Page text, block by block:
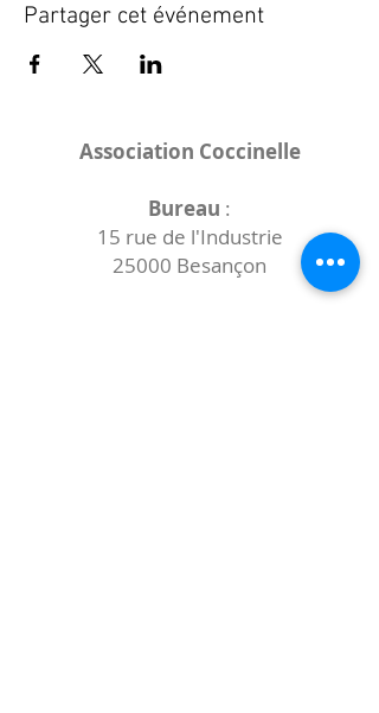
Partager cet événement
Association Coccinelle
Bureau :
15 rue de l'Industrie
25000 Besançon